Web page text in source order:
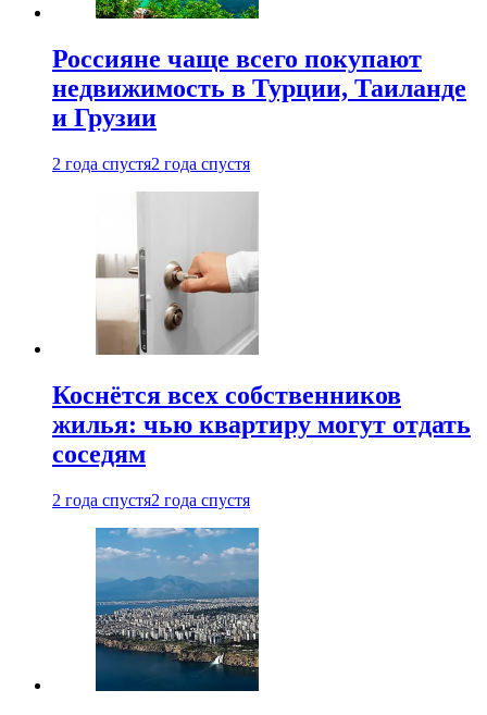
Россияне чаще всего покупают
недвижимость в Турции, Таиланде
и Грузии
2 года спустя2 года спустя
Коснётся всех собственников
жилья: чью квартиру могут отдать
соседям
2 года спустя2 года спустя